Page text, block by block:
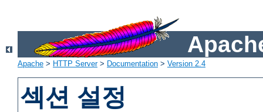
Apache > HTTP Server> Documentation > Version 2.4
섹션 설정